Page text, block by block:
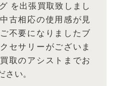
を出張買取致しまし
古相応の使用感が見
不要になりましたブ
セサリーがございま
取のアシストまでお
さい。